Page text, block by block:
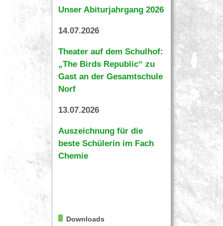
Unser Abiturjahrgang 2026
14.07.2026
Theater auf dem Schulhof:
„The Birds Republic“ zu
Gast an der Gesamtschule
Norf
13.07.2026
Auszeichnung für die
beste Schülerin im Fach
Chemie
Downloads